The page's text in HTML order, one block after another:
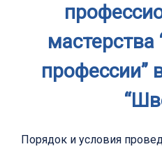
профессии”
Порядок и условия